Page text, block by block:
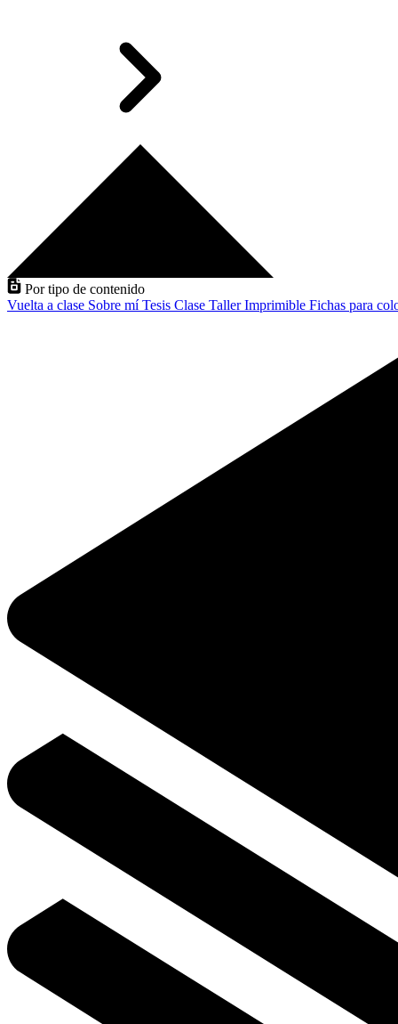
Por tipo de contenido
Vuelta a clase Sobre míTesis Clase TallerImprimible Fichas para